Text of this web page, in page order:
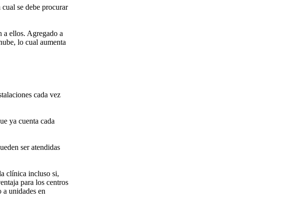
se debe procurar
a ellos. Agregado a
lo cual aumenta
cada vez
ya cuenta cada
ser atendidas
clínica incluso si,
para los centros
unidades en